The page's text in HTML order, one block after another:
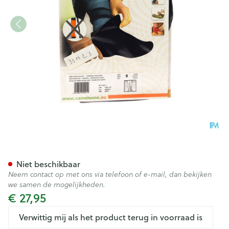
€ 27,95
Verwittig mij als het product terug in voorraad is
Niet beschikbaar
Neem contact op met ons via telefoon of e-mail, dan bekijken
we samen de mogelijkheden.